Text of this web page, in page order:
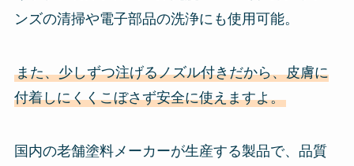
ンズの清掃や電子部品の洗浄にも使用可能。
また、少しずつ注げるノズル付きだから、皮膚に
付着しにくくこぼさず安全に使えますよ。
国内の老舗塗料メーカーが生産する製品で、品質